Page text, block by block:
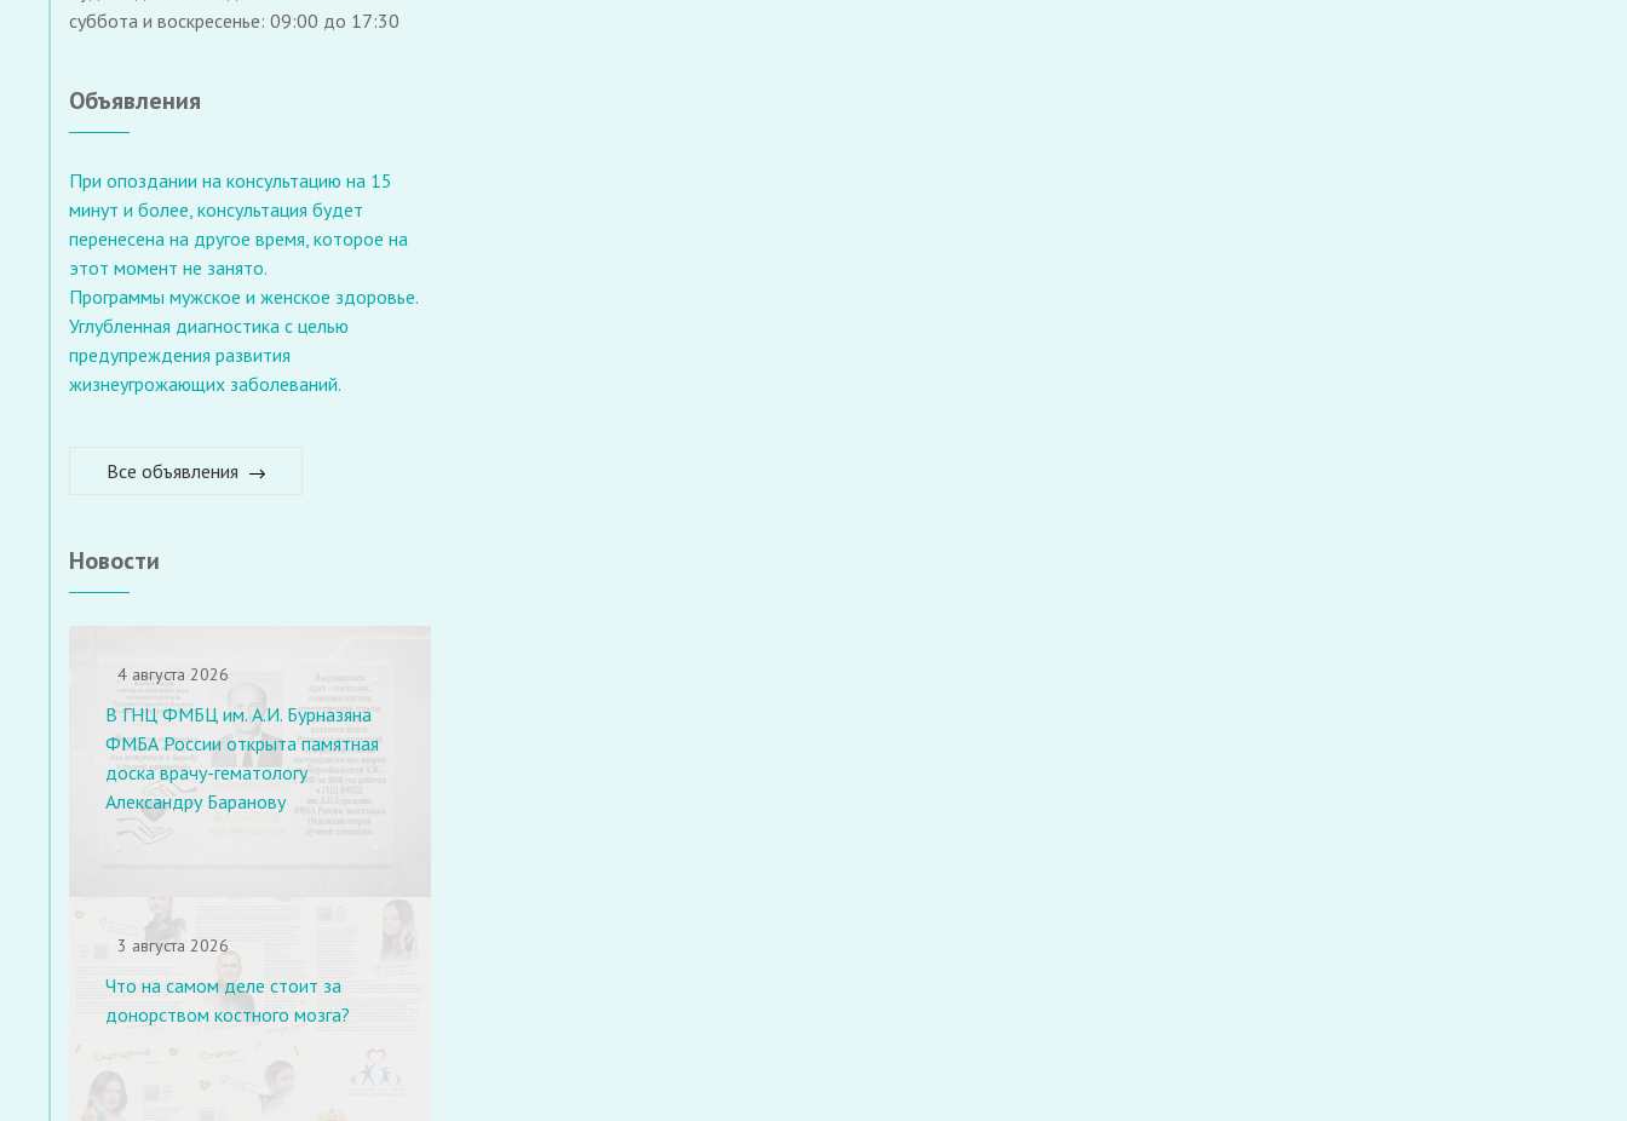
суббота и воскресенье: 09:00 до 17:30
Объявления
При опоздании на консультацию на 15
минут и более, консультация будет
перенесена на другое время, которое на
этот момент не занято.
Программы мужское и женское здоровье.
Углубленная диагностика с целью
предупреждения развития
жизнеугрожающих заболеваний.
Все объявления
Новости
4 августа 2026
В ГНЦ ФМБЦ им. А.И. Бурназяна
ФМБА России открыта памятная
доска врачу-гематологу
Александру Баранову
3 августа 2026
Что на самом деле стоит за
донорством костного мозга?